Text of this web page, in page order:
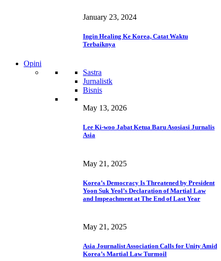
January 23, 2024
Ingin Healing Ke Korea, Catat Waktu
Terbaiknya
Opini
Sastra
Jurnalistk
Bisnis
May 13, 2026
Lee Ki-woo Jabat Ketua Baru Asosiasi Jurnalis
Asia
May 21, 2025
Korea’s Democracy Is Threatened by President
Yoon Suk Yeol’s Declaration of Martial Law
and Impeachment at The End of Last Year
May 21, 2025
Asia Journalist Association Calls for Unity Amid
Korea’s Martial Law Turmoil